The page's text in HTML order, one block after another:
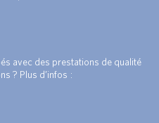
avec des prestations de qualité
? Plus d’infos :